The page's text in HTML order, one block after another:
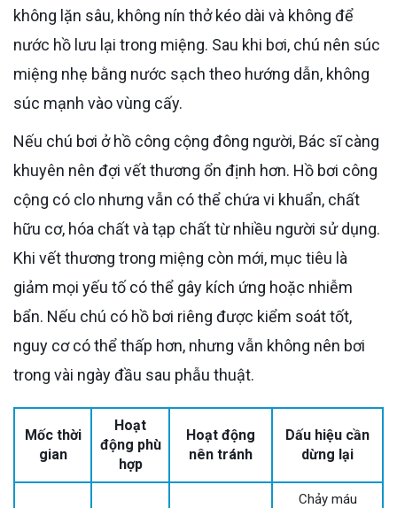
không lặn sâu, không nín thở kéo dài và không để
nước hồ lưu lại trong miệng. Sau khi bơi, chú nên súc
miệng nhẹ bằng nước sạch theo hướng dẫn, không
súc mạnh vào vùng cấy.
Nếu chú bơi ở hồ công cộng đông người, Bác sĩ càng
khuyên nên đợi vết thương ổn định hơn. Hồ bơi công
cộng có clo nhưng vẫn có thể chứa vi khuẩn, chất
hữu cơ, hóa chất và tạp chất từ nhiều người sử dụng.
Khi vết thương trong miệng còn mới, mục tiêu là
giảm mọi yếu tố có thể gây kích ứng hoặc nhiễm
bẩn. Nếu chú có hồ bơi riêng được kiểm soát tốt,
nguy cơ có thể thấp hơn, nhưng vẫn không nên bơi
trong vài ngày đầu sau phẫu thuật.
Mốc thời
gian
Hoạt
động phù
hợp
Hoạt động
nên tránh
Dấu hiệu cần
dừng lại
Chảy máu